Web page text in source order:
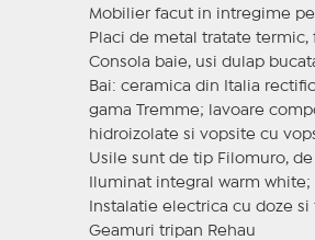
Mobilier facut in intregime pe
Placi de metal tratate termic,
Consola baie, usi dulap
Bai: ceramica din Italia
gama Tremme; lavoare
hidroizolate si vopsite cu
Usile sunt de tip Filomuro,
Iluminat integral warm
Instalatie electrica cu doze
Geamuri tripan Rehau